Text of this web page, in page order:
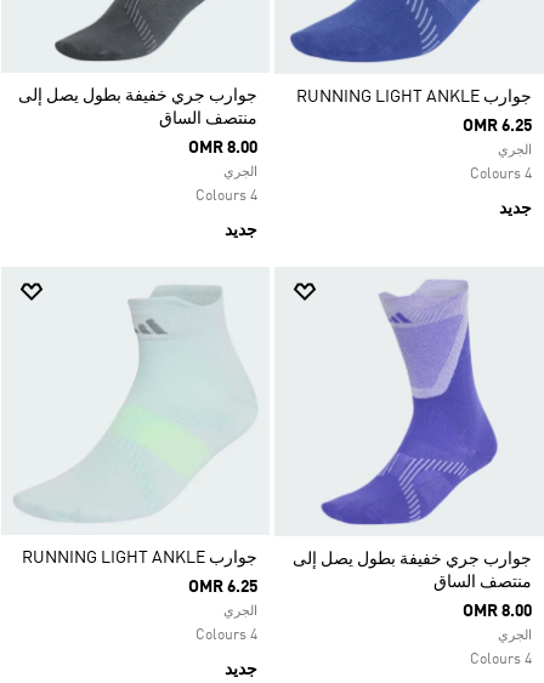
جوارب RUNNING LIGHT ANKLE
OMR 6.25
الجري
4 Colours
جديد
جوارب جري خفيفة بطول يصل إلى
منتصف الساق
OMR 8.00
الجري
4 Colours
جديد
جوارب جري خفيفة بطول يصل إلى
منتصف الساق
OMR 8.00
الجري
4 Colours
جوارب RUNNING LIGHT ANKLE
OMR 6.25
الجري
4 Colours
جديد